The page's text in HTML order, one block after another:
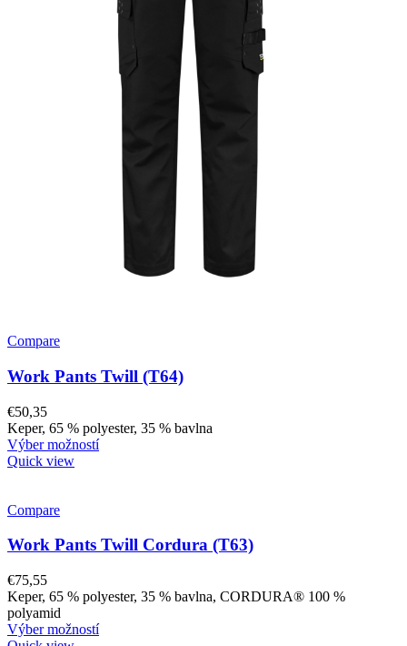
Compare
Work Pants Twill (T64)
€50,35
Keper, 65 % polyester, 35 % bavlna
Výber možností
Quick view
Compare
Work Pants Twill Cordura (T63)
€75,55
Keper, 65 % polyester, 35 % bavlna, CORDURA® 100 %
polyamid
Výber možností